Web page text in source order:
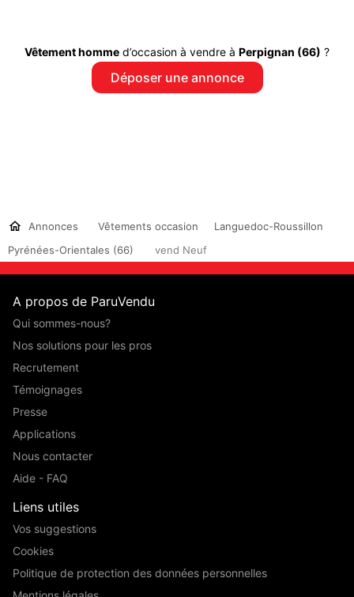
Vêtement homme d’occasion à vendre à Perpignan (66) ?
Déposer une annonce
Annonces Vêtements occasion
Languedoc-Roussillon
Pyrénées-Orientales (66)
vend Neuf
A propos de ParuVendu
Qui sommes-nous?
Nos solutions pour les pros
Recrutement
Témoignages
Presse
Applications
Nous contacter
Aide - FAQ
Liens utiles
Vos suggestions
Cookies
Politique de protection des données personnelles